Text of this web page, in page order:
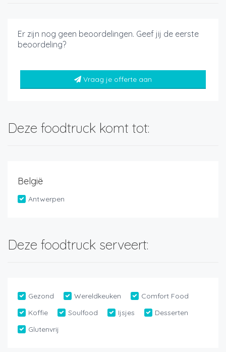
Er zijn nog geen beoordelingen. Geef jij de eerste
beoordeling?
Vraag je offerte aan
Deze foodtruck komt tot:
België
Antwerpen
Deze foodtruck serveert:
Gezond Wereldkeuken
Comfort Food
Koffie
Soulfood Ijsjes
Desserten
Glutenvrij